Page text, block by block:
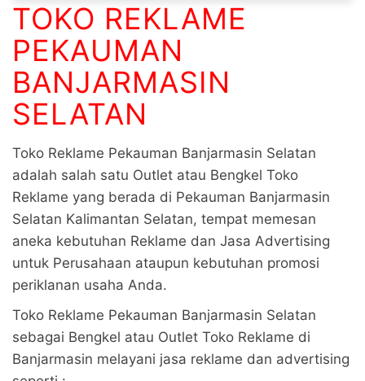
TOKO REKLAME
PEKAUMAN
BANJARMASIN
SELATAN
Toko Reklame Pekauman Banjarmasin Selatan
adalah salah satu Outlet atau Bengkel Toko
Reklame yang berada di Pekauman Banjarmasin
Selatan Kalimantan Selatan, tempat memesan
aneka kebutuhan Reklame dan Jasa Advertising
untuk Perusahaan ataupun kebutuhan promosi
periklanan usaha Anda.
Toko Reklame Pekauman Banjarmasin Selatan
sebagai Bengkel atau Outlet Toko Reklame di
Banjarmasin melayani jasa reklame dan advertising